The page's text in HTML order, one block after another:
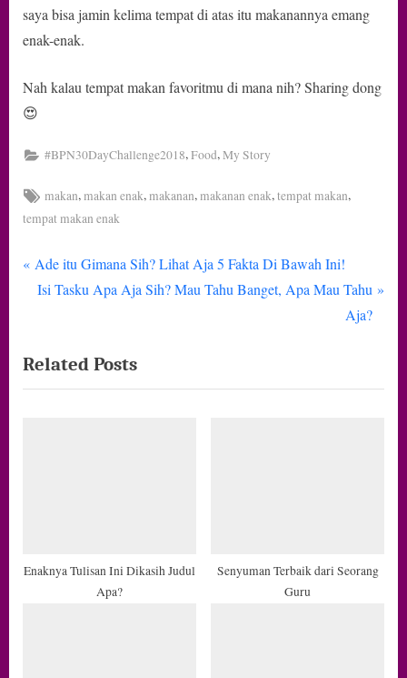
saya bisa jamin kelima tempat di atas itu makanannya emang
enak-enak.
Nah kalau tempat makan favoritmu di mana nih? Sharing dong
😍
#BPN30DayChallenge2018,Food,My Story
Tags:
makan,makan enak,makanan,makanan enak,tempat makan,
tempat makan enak
Navigasi
P
r
i
o
:
Ade itu Gimana Sih? Lihat Aja 5 Fakta Di Bawah Ini!
N
t
P
Isi Tasku Apa Aja Sih? Mau Tahu Banget, Apa Mau Tahu
Aja?
Related Posts
Enaknya Tulisan Ini Dikasih Judul
Apa?
Senyuman Terbaik dari Seorang
Guru